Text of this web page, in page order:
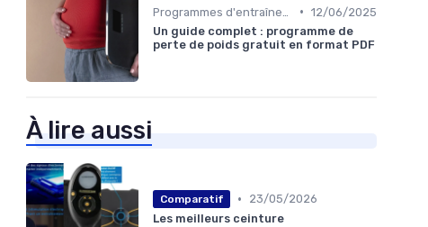
• 12/06/2025
Un guide complet : programme de
perte de poids gratuit en format PDF
À lire aussi
Comparatif •
23/05/2026
Les meilleurs ceinture